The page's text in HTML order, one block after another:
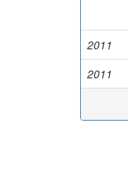
2011
2011